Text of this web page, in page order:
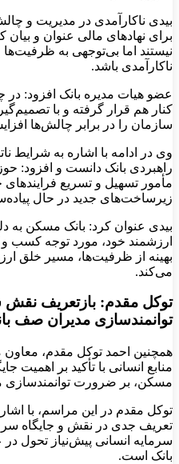
بیدی ناکارآمدی در مدیریت و
برای نهادهای مالی عنوان و
نیستند اما بی‌توجهی به ظرفیت‌ها
ناکارآمدی باشد.
عضو هیات مدیره بانک افزود: در
کنار هم قرار گرفته و با
سازمان را در برابر چالش‌ها
وی در ادامه با اشاره به شرایط
راهبردی بانک دانست و افزود:
مأمور تسهیل و تسریع
زیرساخت‌های جدید در حال
بیدی عنوان کرد: بانک مسکن به
ارزشمند خود، مورد توجه کسب
بهینه از ظرفیت‌ها، مسیر خلق
می‌کند.
توکل مقدم: بازتعریف
توانمندسازی مدیران صف
همچنین احمد توکل مقدم،
منابع انسانی با تأکید بر اهمیت
مسکن، بر ضرورت توانمندسازی
توکل ‌مقدم در این مراسم، با
تعریف جدی در نقش و جایگاه
سرمایه انسانی پیش‌نیاز تحول
بانک است.